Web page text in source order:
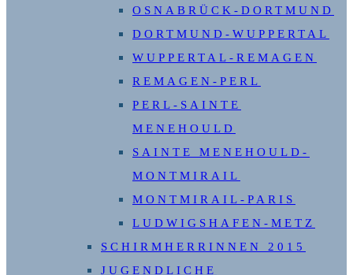
OSNABRÜCK-DORTMUND
DORTMUND-WUPPERTAL
WUPPERTAL-REMAGEN
REMAGEN-PERL
PERL-SAINTE
MENEHOULD
SAINTE MENEHOULD-
MONTMIRAIL
MONTMIRAIL-PARIS
LUDWIGSHAFEN-METZ
SCHIRMHERRINNEN 2015
JUGENDLICHE